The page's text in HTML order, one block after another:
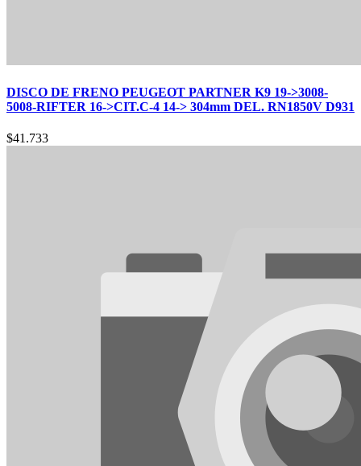
DISCO DE FRENO PEUGEOT PARTNER K9 19->3008-
5008-RIFTER 16->CIT.C-4 14-> 304mm DEL. RN1850V D931
$41.733